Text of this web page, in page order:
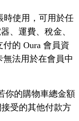
時使用，可用於任
、運費、稅金、
的 Oura 會員資
無法用於在會員中
你的購物車總金額
受的其他付款方